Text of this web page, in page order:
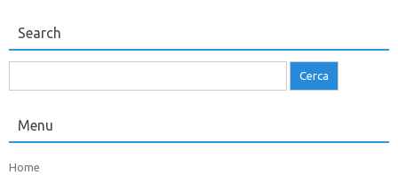
Search
per:
Menu
Home